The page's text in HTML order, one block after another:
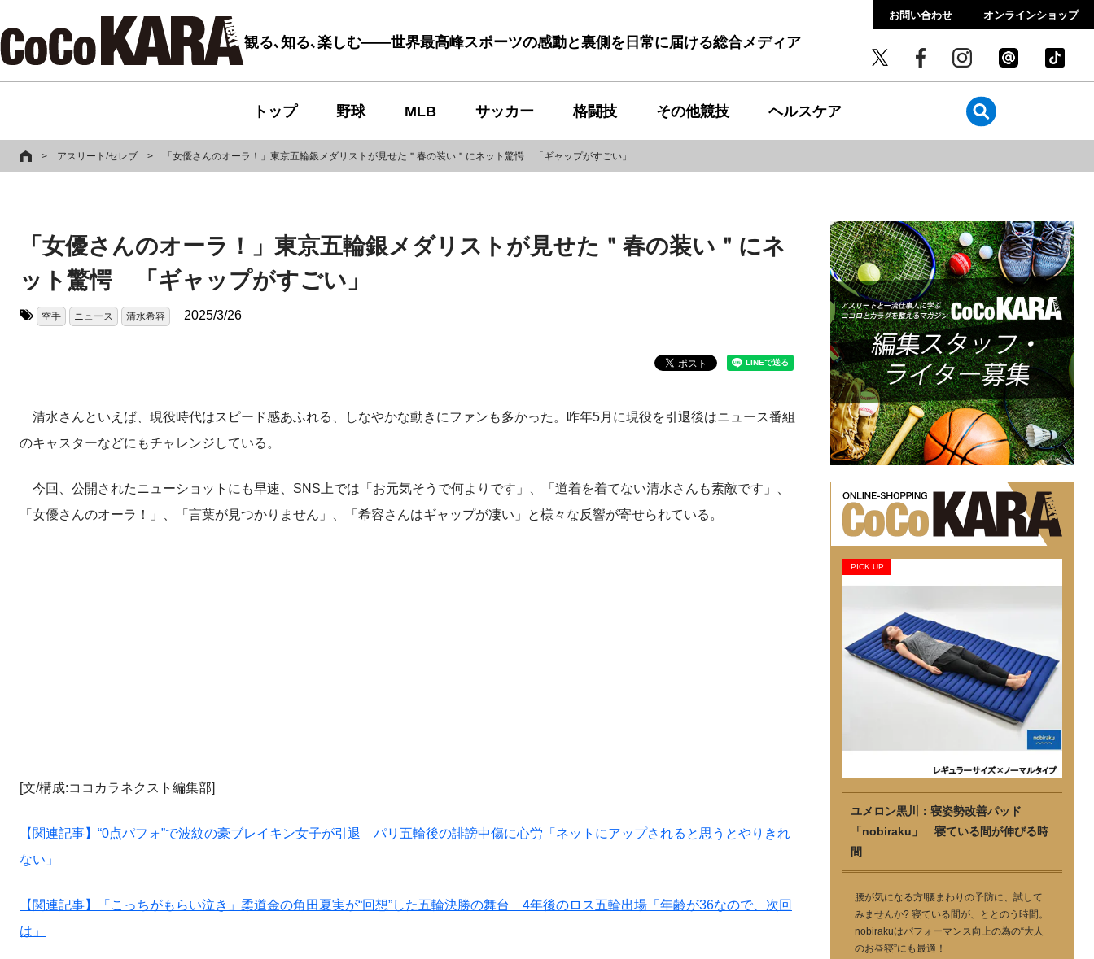
観る､知る､楽しむ――世界最高峰スポーツの感動と裏側を日常に届ける総合メディア
お問い合わせ オンラインショップ
トップ 野球 MLB サッカー 格闘技 その他競技 ヘルスケア
> アスリート/セレブ > 「女優さんのオーラ！」東京五輪銀メダリストが見せた＂春の装い＂にネット驚愕 「ギャップがすごい」
「女優さんのオーラ！」東京五輪銀メダリストが見せた＂春の装い＂にネ
ット驚愕 「ギャップがすごい」
空手 ニュース 清水希容 2025/3/26
清水さんといえば、現役時代はスピード感あふれる、しなやかな動きにファンも多かった。昨年5月に現役を引退後はニュース番組
のキャスターなどにもチャレンジしている。
今回、公開されたニューショットにも早速、SNS上では「お元気そうで何よりです」、「道着を着てない清水さんも素敵です」、
「女優さんのオーラ！」、「言葉が見つかりません」、「希容さんはギャップが凄い」と様々な反響が寄せられている。
[文/構成:ココカラネクスト編集部]
【関連記事】“0点パフォ”で波紋の豪ブレイキン女子が引退 パリ五輪後の誹謗中傷に心労「ネットにアップされると思うとやりきれ
ない」
【関連記事】「こっちがもらい泣き」柔道金の角田夏実が“回想”した五輪決勝の舞台 4年後のロス五輪出場「年齢が36なので、次回
は」
PICK UP
ユメロン黒川：寝姿勢改善パッド
「nobiraku」 寝ている間が伸びる時
間
腰が気になる方!腰まわりの予防に、試して
みませんか? 寝ている間が、ととのう時間。
nobirakuはパフォーマンス向上の為の“大人
のお昼寝”にも最適！